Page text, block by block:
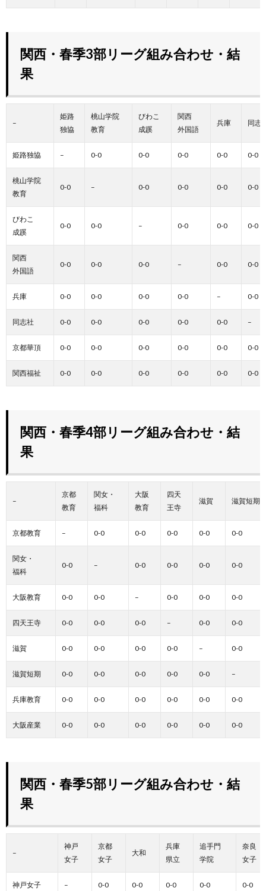
関西・春季3部リーグ組み合わせ・結
果
–
姫路
独協
桃山学院
教育
びわこ
成蹊
関西
外国語
兵庫 同志
姫路独協 – 0-0 0-0 0-0 0-0 0-0
桃山学院
教育
0-0 – 0-0 0-0 0-0 0-0
びわこ
成蹊
0-0 0-0 – 0-0 0-0 0-0
関西
外国語
0-0 0-0 0-0 – 0-0 0-0
兵庫 0-0 0-0 0-0 0-0 – 0-0
同志社 0-0 0-0 0-0 0-0 0-0 –
京都華頂 0-0 0-0 0-0 0-0 0-0 0-0
関西福祉 0-0 0-0 0-0 0-0 0-0 0-0
関西・春季4部リーグ組み合わせ・結
果
–
京都
教育
関女・
福科
大阪
教育
四天
王寺
滋賀 滋賀短期
京都教育 – 0-0 0-0 0-0 0-0 0-0
関女・
福科
0-0 – 0-0 0-0 0-0 0-0
大阪教育 0-0 0-0 – 0-0 0-0 0-0
四天王寺 0-0 0-0 0-0 – 0-0 0-0
滋賀 0-0 0-0 0-0 0-0 – 0-0
滋賀短期 0-0 0-0 0-0 0-0 0-0 –
兵庫教育 0-0 0-0 0-0 0-0 0-0 0-0
大阪産業 0-0 0-0 0-0 0-0 0-0 0-0
関西・春季5部リーグ組み合わせ・結
果
–
神戸
女子
京都
女子
大和
兵庫
県立
追手門
学院
奈良
女子
神戸女子 – 0-0 0-0 0-0 0-0 0-0